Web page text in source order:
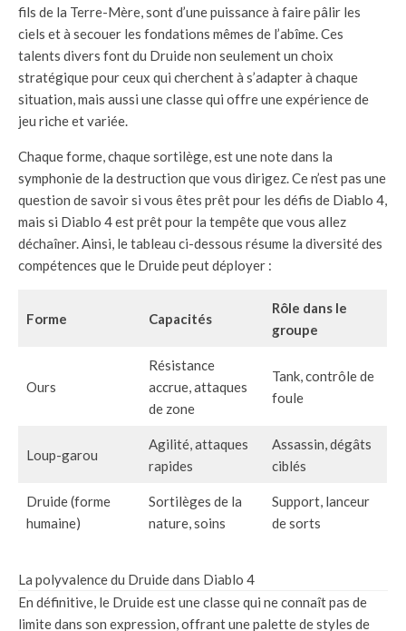
fils de la Terre-Mère, sont d’une puissance à faire pâlir les
ciels et à secouer les fondations mêmes de l’abîme. Ces
talents divers font du Druide non seulement un choix
stratégique pour ceux qui cherchent à s’adapter à chaque
situation, mais aussi une classe qui offre une expérience de
jeu riche et variée.
Chaque forme, chaque sortilège, est une note dans la
symphonie de la destruction que vous dirigez. Ce n’est pas une
question de savoir si vous êtes prêt pour les défis de Diablo 4,
mais si Diablo 4 est prêt pour la tempête que vous allez
déchaîner. Ainsi, le tableau ci-dessous résume la diversité des
compétences que le Druide peut déployer :
Forme Capacités
Rôle dans le
groupe
Ours
Résistance
accrue, attaques
de zone
Tank, contrôle de
foule
Loup-garou
Agilité, attaques
rapides
Assassin, dégâts
ciblés
Druide (forme
humaine)
Sortilèges de la
nature, soins
Support, lanceur
de sorts
La polyvalence du Druide dans Diablo 4
En définitive, le Druide est une classe qui ne connaît pas de
limite dans son expression, offrant une palette de styles de